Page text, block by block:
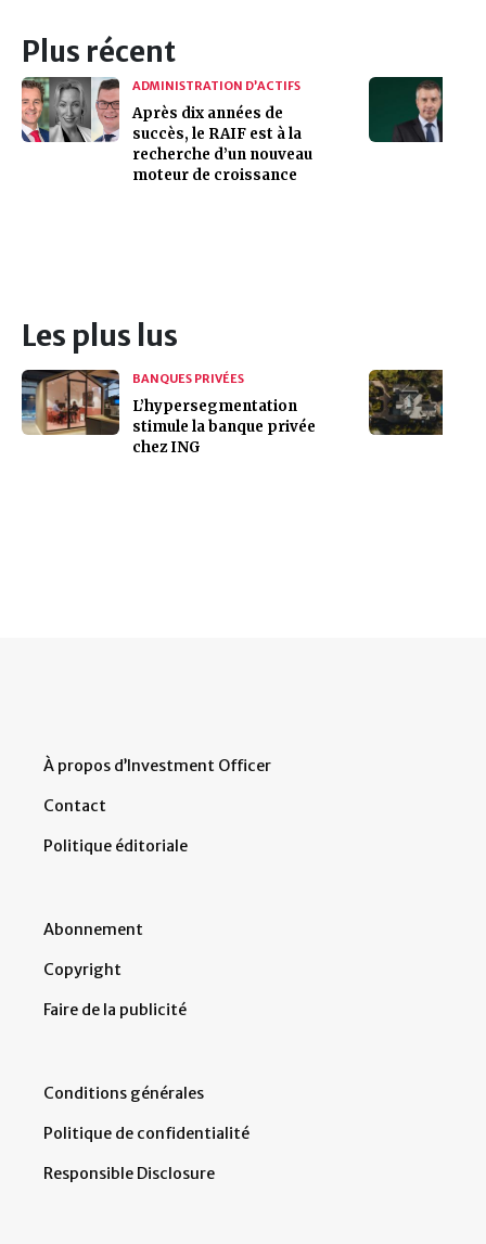
Plus récent
ADMINISTRATION D’ACTIFS
Après dix années de
succès, le RAIF est à la
recherche d’un nouveau
moteur de croissance
Les plus lus
BANQUES PRIVÉES
L’hypersegmentation
stimule la banque privée
chez ING
À propos d’Investment Officer
Contact
Politique éditoriale
Abonnement
Copyright
Faire de la publicité
Conditions générales
Politique de confidentialité
Responsible Disclosure